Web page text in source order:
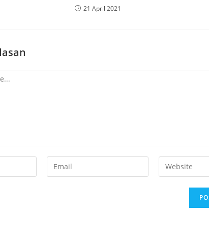
21 April 2021